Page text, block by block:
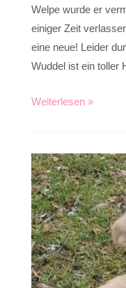
Welpe wurde er
einiger Zeit
eine neue! Leider
Wuddel ist ein toller
Weiterlesen »
Bonny